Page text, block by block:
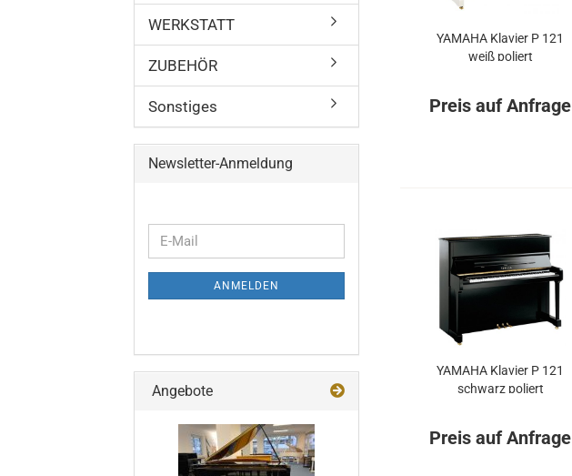
YA­MA­HA Kla­vier P 121
weiß po­liert
Preis auf Anfrage
YA­MA­HA Kla­vier P 121
schwarz po­liert
Preis auf Anfrage
WERKSTATT
ZUBEHÖR
Sonstiges
Newsletter-Anmeldung
WEITER
ZUR
NEWSLETTER-
ANMELDUNG
E-
Mail
ANMELDEN
Angebote